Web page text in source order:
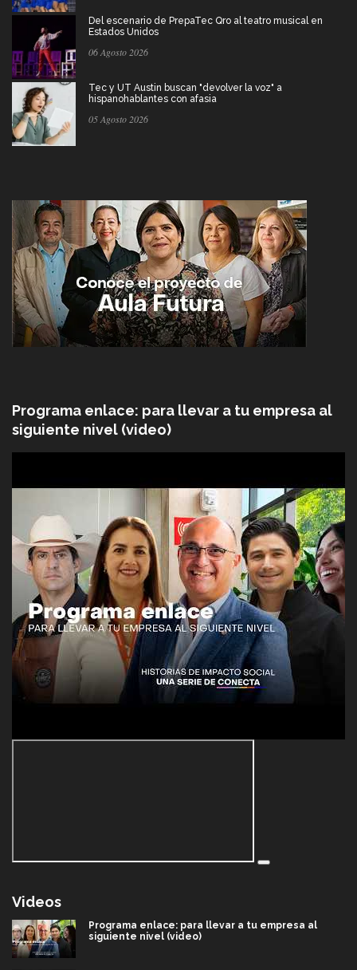
Del escenario de PrepaTec Qro al teatro musical en
Estados Unidos
06 Agosto 2026
Tec y UT Austin buscan "devolver la voz" a
hispanohablantes con afasia
05 Agosto 2026
Programa enlace: para llevar a tu empresa al
siguiente nivel (video)
Videos
Programa enlace: para llevar a tu empresa al
siguiente nivel (video)